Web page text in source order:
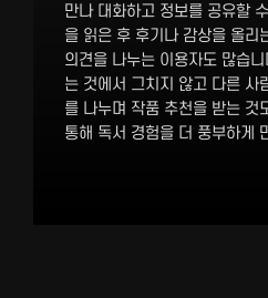
만나 대화하고 정보를 공유할
을 읽은 후 후기나 감상을 올리
의견을 나누는 이용자도 많습
는 것에서 그치지 않고 다른 사
를 나누며 작품 추천을 받는 것
통해 독서 경험을 더 풍부하게